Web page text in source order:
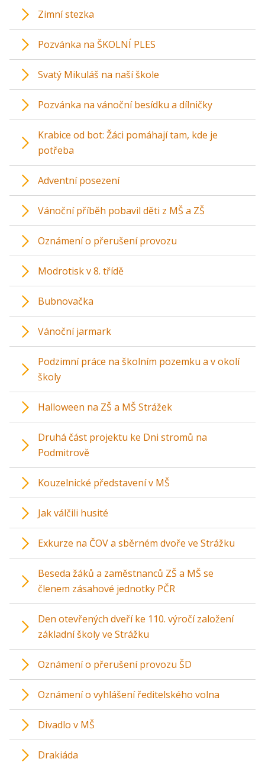
Zimní stezka
Pozvánka na ŠKOLNÍ PLES
Svatý Mikuláš na naší škole
Pozvánka na vánoční besídku a dílničky
Krabice od bot: Žáci pomáhají tam, kde je
potřeba
Adventní posezení
Vánoční příběh pobavil děti z MŠ a ZŠ
Oznámení o přerušení provozu
Modrotisk v 8. třídě
Bubnovačka
Vánoční jarmark
Podzimní práce na školním pozemku a v okolí
školy
Halloween na ZŠ a MŠ Strážek
Druhá část projektu ke Dni stromů na
Podmitrově
Kouzelnické představení v MŠ
Jak válčili husité
Exkurze na ČOV a sběrném dvoře ve Strážku
Beseda žáků a zaměstnanců ZŠ a MŠ se
členem zásahové jednotky PČR
Den otevřených dveří ke 110. výročí založení
základní školy ve Strážku
Oznámení o přerušení provozu ŠD
Oznámení o vyhlášení ředitelského volna
Divadlo v MŠ
Drakiáda